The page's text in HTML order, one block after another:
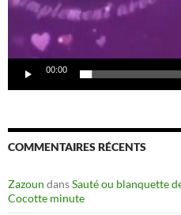
00:00
COMMENTAIRES RÉCENTS
Zazoun dansSauté ou blanquette
Cocotte minute